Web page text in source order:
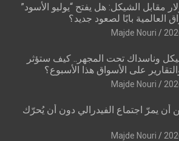
مقابل الشيكل: هل يفتح “يوليو الأسود”
العالمية بابًا لصعود جديد؟
Majde Nouri
وناسداك تحت المجهر.. كيف ستؤثر
على الأسواق هذا الأسبوع؟
Majde Nouri
أن يمرّ اجتماع الفيدرالي دون أن يُحرّك
Majde Nouri